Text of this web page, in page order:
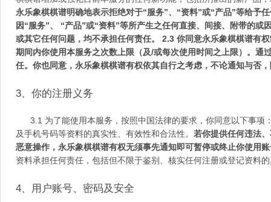
永乐象棋棋谱明确地表示拒绝对于“服务”、 “资料”或“产品”等给予
因“服务”、 “产品”或“资料”等所产生之任何直接、间接、附带的或
或其它任何问题，均不承担任何责任。
2.3 你同意永乐象棋棋谱有
期间内你使用本服务之次数上限（及/或每次使用时间之上限）。通
任。你也同意，永乐象棋棋谱有权依其自行之考虑，不论通知与否
3、你的注册义务
3.1 为了能使用本服务，按照中国法律的要求，你同意以下事
及手机号码等资料的真实性、有效性和合法性。 若你提供任何违法
恶意操作，永乐象棋棋谱有权无须事先通知即可暂停或终止你使用
资料承担任何责任，包括但不限于鉴别、核实任何注册或登记资料
4、用户账号、密码及安全